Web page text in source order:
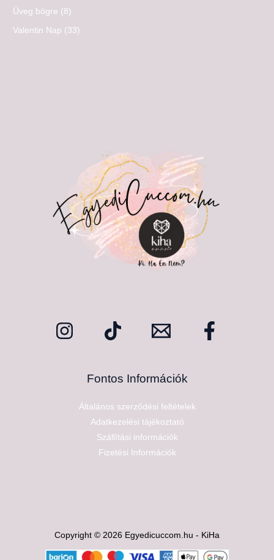
Üveg bögre (8)
Valentin Nap (33)
Fontos Információk
Általános szerződési feltételek
Adatkezelési tájékoztató
Szállítási információk
Fizetési Információk
Copyright © 2026 Egyedicuccom.hu - KiHa